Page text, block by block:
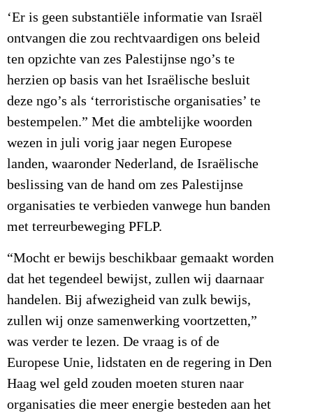
‘Er is geen substantiële informatie van Israël
ontvangen die zou rechtvaardigen ons beleid
ten opzichte van zes Palestijnse ngo’s te
herzien op basis van het Israëlische besluit
deze ngo’s als ‘terroristische organisaties’ te
bestempelen.” Met die ambtelijke woorden
wezen in juli vorig jaar negen Europese
landen, waaronder Nederland, de Israëlische
beslissing van de hand om zes Palestijnse
organisaties te verbieden vanwege hun banden
met terreurbeweging PFLP.
“Mocht er bewijs beschikbaar gemaakt worden
dat het tegendeel bewijst, zullen wij daarnaar
handelen. Bij afwezigheid van zulk bewijs,
zullen wij onze samenwerking voortzetten,”
was verder te lezen. De vraag is of de
Europese Unie, lidstaten en de regering in Den
Haag wel geld zouden moeten sturen naar
organisaties die meer energie besteden aan het